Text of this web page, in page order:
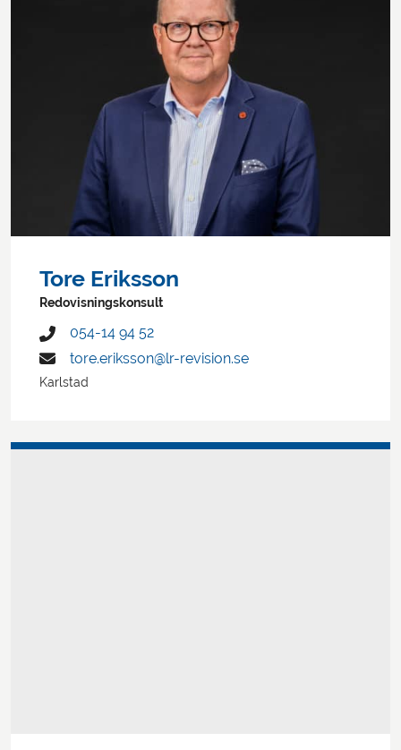
Tore Eriksson
Redovisningskonsult
054-14 94 52
tore.eriksson@lr-revision.se
Karlstad